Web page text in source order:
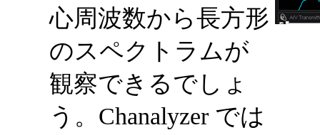
心周波数から長方形
のスペクトラムが
観察できるでしょ
う。Chanalyzer では